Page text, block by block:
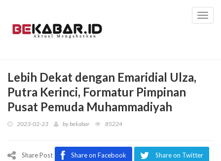
Lebih Dekat dengan Emaridial Ulza,
Putra Kerinci, Formatur Pimpinan
Pusat Pemuda Muhammadiyah
2023-02-23 bybekabar 85224
Share Post Share on Facebook Share on Twitter